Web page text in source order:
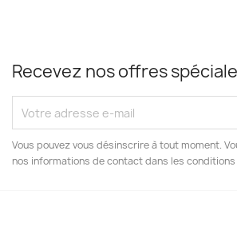
Recevez nos offres
Vous pouvez vous désinscrire à tout moment.
nos informations de contact dans les